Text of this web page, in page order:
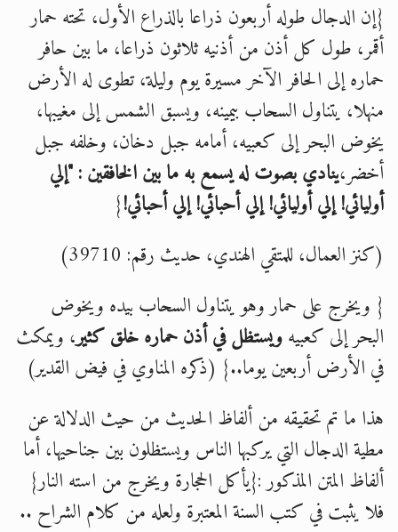
{إن الدجال طوله أربعون ذراعا بالذراع الأول، تحته حمار
أقمر، طول كل أذن من أذنيه ثلاثون ذراعا، ما بين حافر
حماره إلى الحافر الآخر مسيرة يوم وليلة، تطوى له الأرض
منهلا، يتناول السحاب بيمينه، ويسبق الشمس إلى مغيبها،
يخوض البحر إلى كعبيه، أمامه جبل دخان، وخلفه جبل
أخضر،ينادي بصوت له يسمع به ما بين الخافقين:"إلي
أوليائي! إلي أوليائي! إلي أحبائي! إلي أحبائي!{
(كنز العمال، للمتقي الهندي، حديث رقم: 39710)
{ ويخرج على حمار وهو يتناول السحاب بيده ويخوض
البحر إلى كعبيهويستظل في أذن حماره خلق كثير، ويمكث
في الأرض أربعين يوما..} (ذكره المناوي في فيض القدير)
هذا ما تم تحقيقه من ألفاظ الحديث من حيث الدلالة عن
مطية الدجال التي يركبها الناس ويستظلون بين جناحيها، أما
ألفاظ المتن المذكور :{يأكل الحجارة ويخرج من استه النار}
فلا يثبت في كتب السنة المعتبرة ولعله من كلام الشراح ..